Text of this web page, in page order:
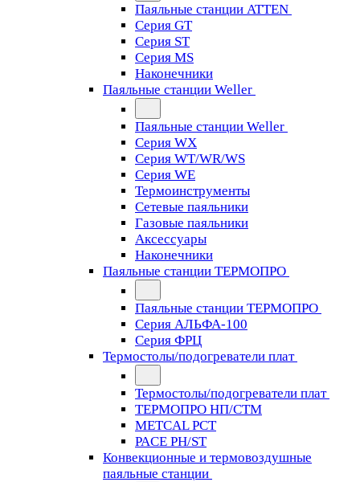
Паяльные станции ATTEN
Серия GT
Серия ST
Серия MS
Наконечники
Паяльные станции Weller
Паяльные станции Weller
Серия WX
Серия WT/WR/WS
Серия WE
Термоинструменты
Сетевые паяльники
Газовые паяльники
Аксессуары
Наконечники
Паяльные станции ТЕРМОПРО
Паяльные станции ТЕРМОПРО
Серия АЛЬФА-100
Серия ФРЦ
Термостолы/подогреватели плат
Термостолы/подогреватели плат
ТЕРМОПРО НП/СТМ
METCAL PCT
PACE PH/ST
Конвекционные и термовоздушные
паяльные станции